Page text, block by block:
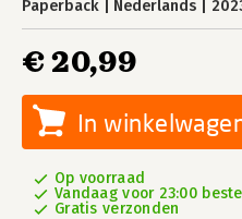
Paperback Nederlands
€ 20,99
In
Op voorraad
Vandaag voor 23:00
Gratis verzonden